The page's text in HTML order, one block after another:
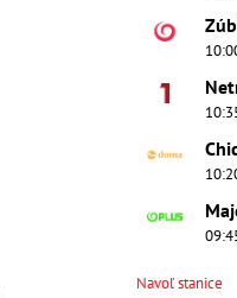
Navoľ stanice